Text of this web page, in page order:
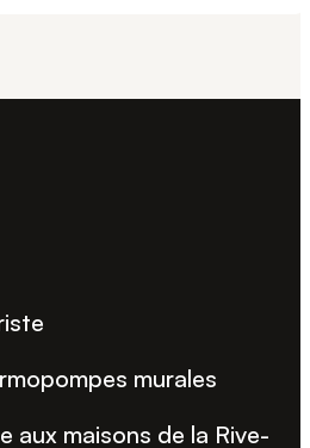
murales
aux maisons de la Rive-